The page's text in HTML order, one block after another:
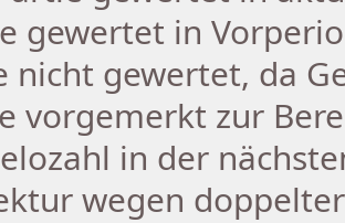
gewertet in
nicht gewertet, da
vorgemerkt zur
in der
wegen